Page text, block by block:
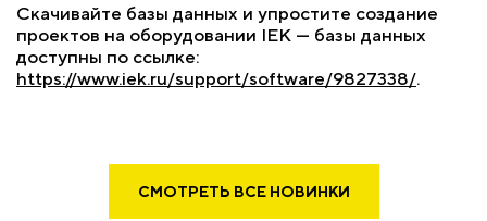
Скачивайте базы данных и упростите создание
проектов на оборудовании IEK — базы данных
доступны по ссылке:
https://www.iek.ru/support/software/9827338/.
СМОТРЕТЬ ВСЕ НОВИНКИ